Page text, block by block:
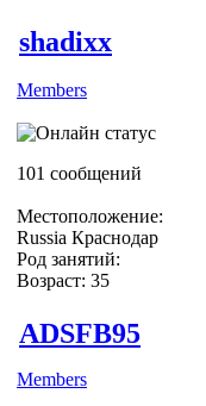
shadixx
Members
101 сообщений
Местоположение:
Russia Краснодар
Род занятий:
Возраст: 35
ADSFB95
Members